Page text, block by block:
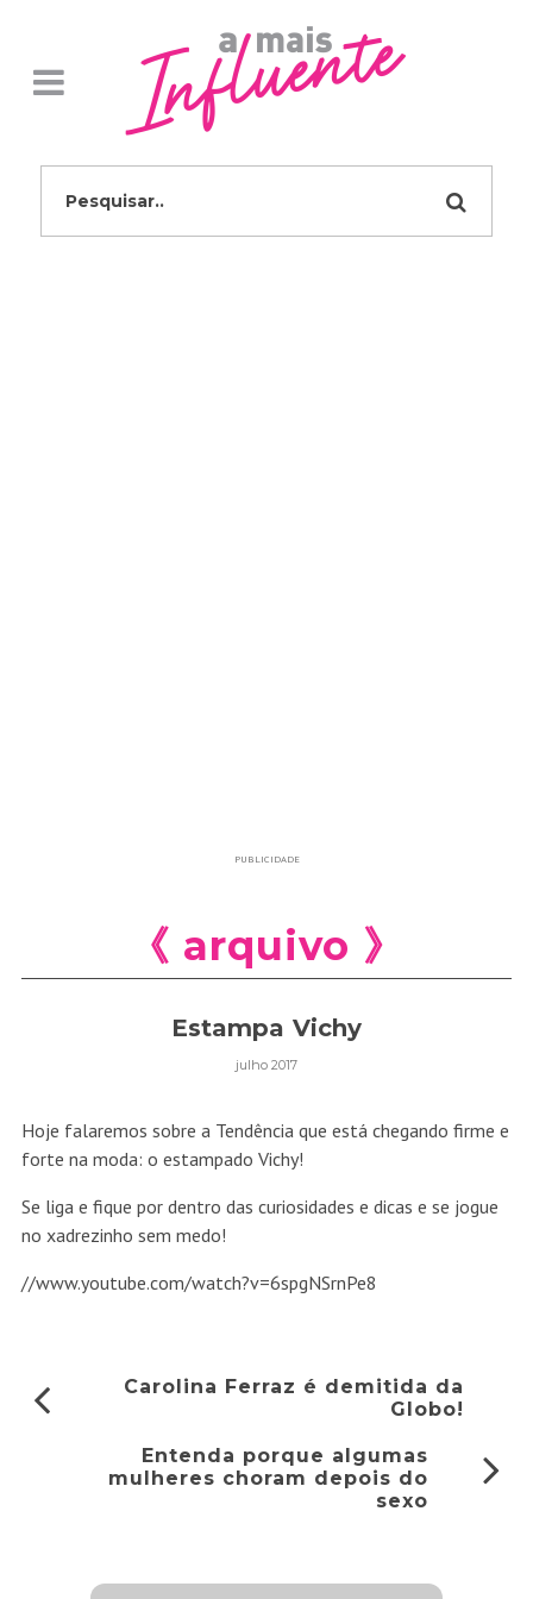
PUBLICIDADE
《 arquivo 》
Estampa Vichy
julho 2017
Hoje falaremos sobre a Tendência que está chegando firme e
forte na moda: o estampado Vichy!
Se liga e fique por dentro das curiosidades e dicas e se jogue
no xadrezinho sem medo!
//www.youtube.com/watch?v=6spgNSrnPe8
Carolina Ferraz é demitida da
Globo!
Entenda porque algumas
mulheres choram depois do
sexo